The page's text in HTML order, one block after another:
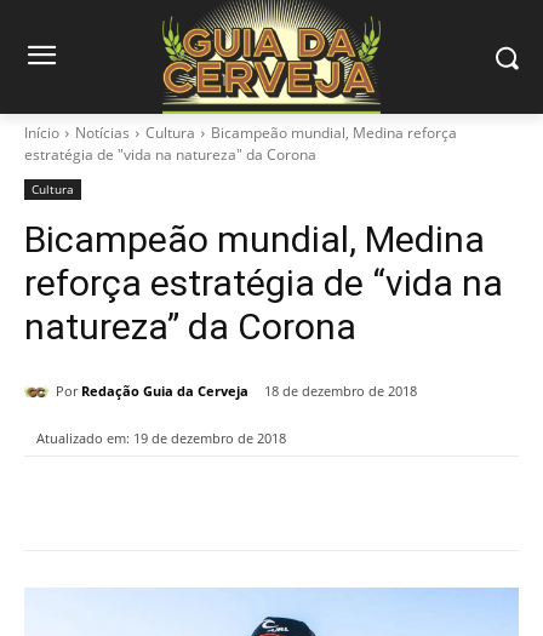
Início Notícias Cultura
Bicampeão mundial, Medina reforça
estratégia de "vida na natureza" da Corona
Cultura
Bicampeão mundial, Medina
reforça estratégia de “vida na
natureza” da Corona
Por Redação Guia da Cerveja 18 de dezembro de 2018
Atualizado em: 19 de dezembro de 2018